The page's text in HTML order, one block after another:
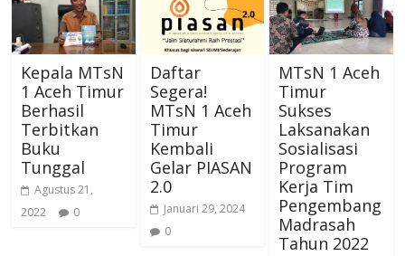
Kepala MTsN
1 Aceh Timur
Berhasil
Terbitkan
Buku
Tunggal
Agustus 21,
2022
0
Daftar
Segera!
MTsN 1 Aceh
Timur
Kembali
Gelar PIASAN
2.0
Januari 29, 2024
0
MTsN 1 Aceh
Timur
Sukses
Laksanakan
Sosialisasi
Program
Kerja Tim
Pengembang
Madrasah
Tahun 2022